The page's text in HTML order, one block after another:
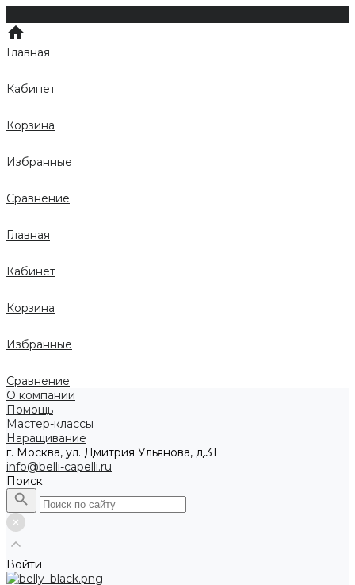
Главная
Кабинет
Корзина
Избранные
Сравнение
Главная
Кабинет
Корзина
Избранные
Сравнение
О компании
Помощь
Мастер-классы
Наращивание
г. Москва, ул. Дмитрия Ульянова, д.31
info@belli-capelli.ru
Поиск
Войти